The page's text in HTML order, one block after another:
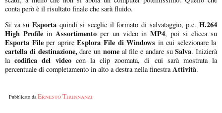
conta però è il risultato finale che sarà fluido.
Si va su Esporta quindi si sceglie il formato di salvataggio, p.e.H.264
High Profilein Assortimento per un video in MP4, poi si clicca su
Esporta Fileper aprireEsplora File di Windows in cui selezionare la
cartella di destinazione,dare un nomeal file e andare suSalva. Inizierà
lacodifica del videocon la clip zoomata, di cui sarà mostrata la
percentuale di completamento in alto a destra nella finestraAttività.
Pubblicato daErnesto Tirinnanzi